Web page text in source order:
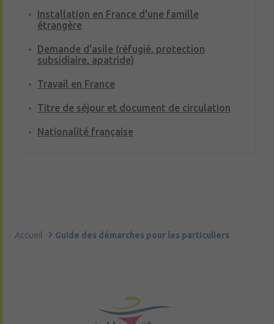
Installation en France d'une famille
étrangère
Demande d'asile (réfugié, protection
subsidiaire, apatride)
Travail en France
Titre de séjour et document de circulation
Nationalité française
Accueil Guide des démarches pour les particuliers